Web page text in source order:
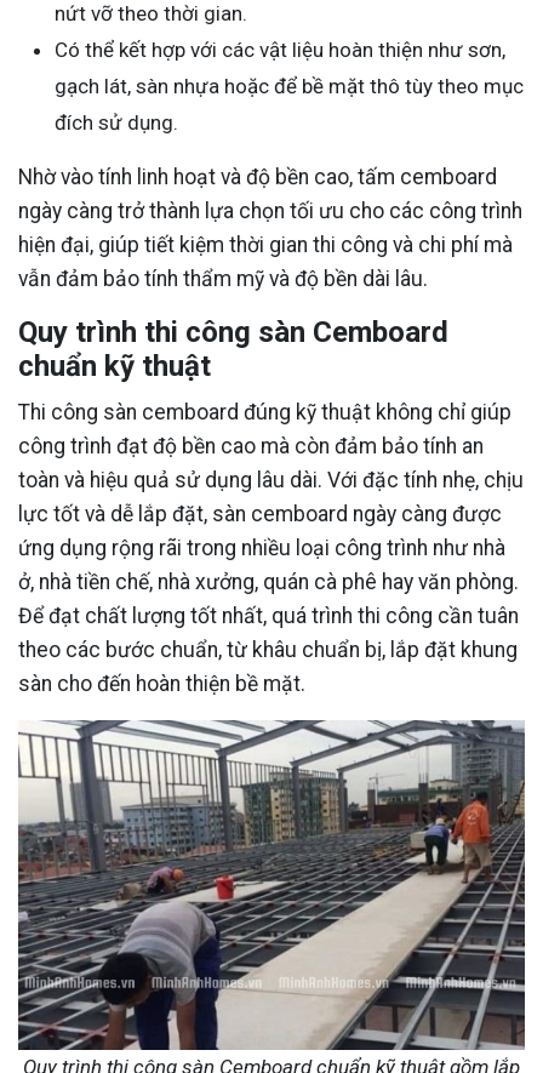
nứt vỡ theo thời gian.
Có thể kết hợp với các vật liệu hoàn thiện như sơn,
gạch lát, sàn nhựa hoặc để bề mặt thô tùy theo mục
đích sử dụng.
Nhờ vào tính linh hoạt và độ bền cao, tấm cemboard
ngày càng trở thành lựa chọn tối ưu cho các công trình
hiện đại, giúp tiết kiệm thời gian thi công và chi phí mà
vẫn đảm bảo tính thẩm mỹ và độ bền dài lâu.
Quy trình thi công sàn Cemboard
chuẩn kỹ thuật
Thi công sàn cemboard đúng kỹ thuật không chỉ giúp
công trình đạt độ bền cao mà còn đảm bảo tính an
toàn và hiệu quả sử dụng lâu dài. Với đặc tính nhẹ, chịu
lực tốt và dễ lắp đặt, sàn cemboard ngày càng được
ứng dụng rộng rãi trong nhiều loại công trình như nhà
ở, nhà tiền chế, nhà xưởng, quán cà phê hay văn phòng.
Để đạt chất lượng tốt nhất, quá trình thi công cần tuân
theo các bước chuẩn, từ khâu chuẩn bị, lắp đặt khung
sàn cho đến hoàn thiện bề mặt.
Quy trình thi công sàn Cemboard chuẩn kỹ thuật gồm lắp